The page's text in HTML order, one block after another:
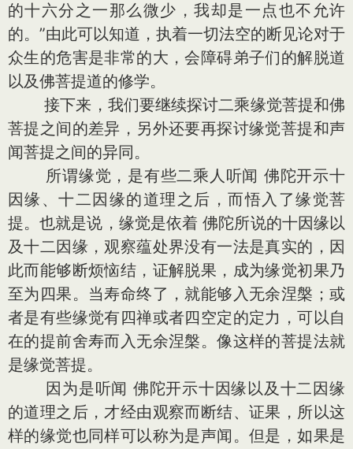
的十六分之一那么微少，我却是一点也不允许
的。”由此可以知道，执着一切法空的断见论对于
众生的危害是非常的大，会障碍弟子们的解脱道
以及佛菩提道的修学。
接下来，我们要继续探讨二乘缘觉菩提和佛
菩提之间的差异，另外还要再探讨缘觉菩提和声
闻菩提之间的异同。
所谓缘觉，是有些二乘人听闻 佛陀开示十
因缘、十二因缘的道理之后，而悟入了缘觉菩
提。也就是说，缘觉是依着 佛陀所说的十因缘以
及十二因缘，观察蕴处界没有一法是真实的，因
此而能够断烦恼结，证解脱果，成为缘觉初果乃
至为四果。当寿命终了，就能够入无余涅槃；或
者是有些缘觉有四禅或者四空定的定力，可以自
在的提前舍寿而入无余涅槃。像这样的菩提法就
是缘觉菩提。
因为是听闻 佛陀开示十因缘以及十二因缘
的道理之后，才经由观察而断结、证果，所以这
样的缘觉也同样可以称为是声闻。但是，如果是